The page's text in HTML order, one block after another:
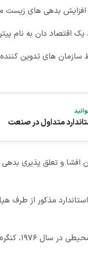
افزایش بدهی های
اقتصاد دان به نام
در سال 1975 توسط سازمان
افشا و تعلق پذیری
با